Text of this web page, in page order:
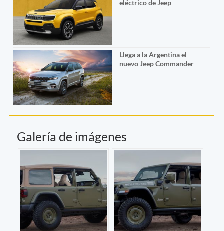
eléctrico de Jeep
Llega a la Argentina el
nuevo Jeep Commander
Galería de imágenes